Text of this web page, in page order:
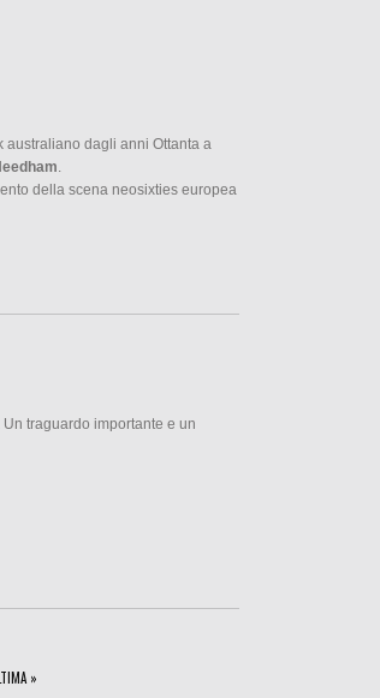
australiano dagli anni Ottanta a
.
della scena neosixties europea
Un traguardo importante e un
»